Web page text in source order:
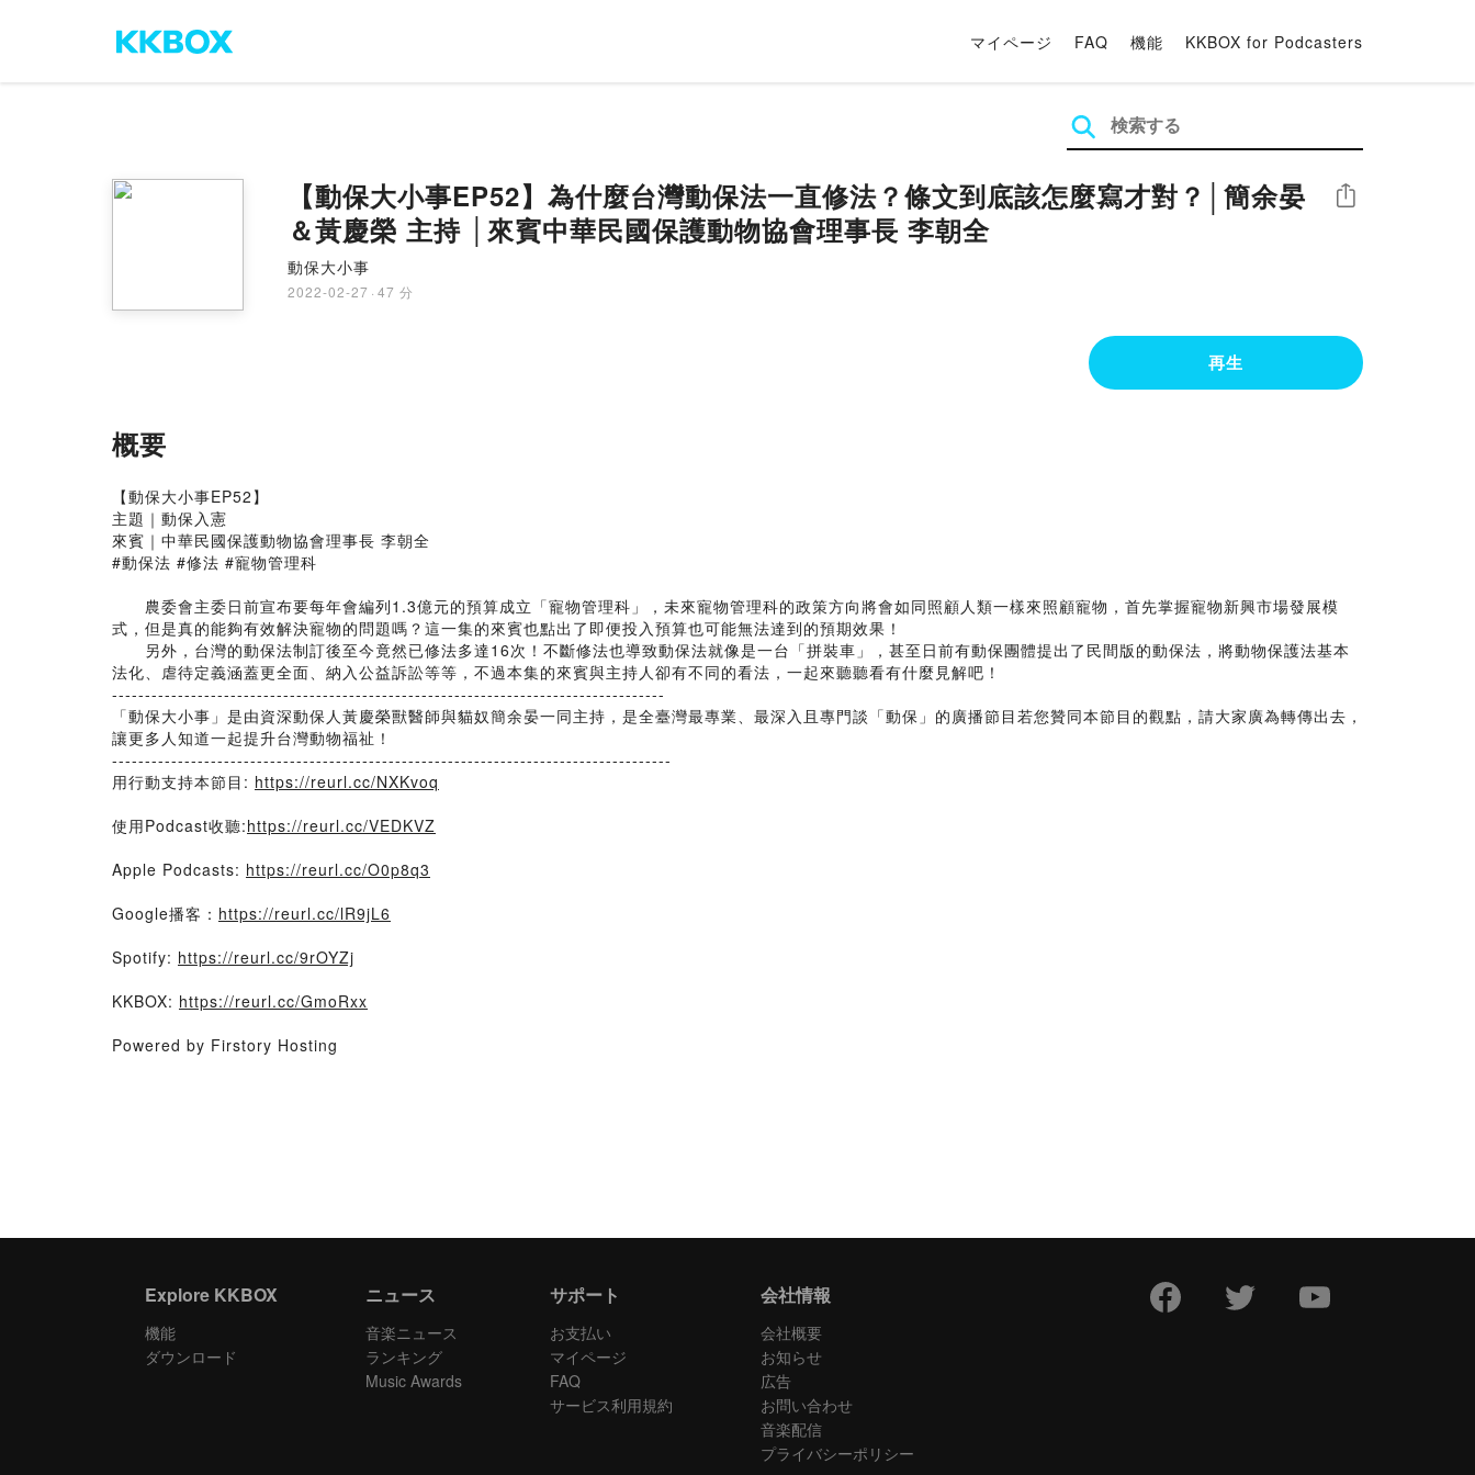
マイページ FAQ 機能 KKBOX for Podcasters
【動保大小事EP52】為什麼台灣動保法一直修法？條文到底該怎麼寫才對？│簡余晏
＆黃慶榮 主持 │來賓中華民國保護動物協會理事長 李朝全
動保大小事
2022-02-27 · 47 分
シェア
再生
概要
【動保大小事EP52】
主題｜動保入憲
來賓｜中華民國保護動物協會理事長 李朝全
#動保法 #修法 #寵物管理科
農委會主委日前宣布要每年會編列1.3億元的預算成立「寵物管理科」，未來寵物管理科的政策方向將會如同照顧人類一樣來照顧寵物，首先掌握寵物新興市場發展模
式，但是真的能夠有效解決寵物的問題嗎？這一集的來賓也點出了即便投入預算也可能無法達到的預期效果！
另外，台灣的動保法制訂後至今竟然已修法多達16次！不斷修法也導致動保法就像是一台「拼裝車」，甚至日前有動保團體提出了民間版的動保法，將動物保護法基本
法化、虐待定義涵蓋更全面、納入公益訴訟等等，不過本集的來賓與主持人卻有不同的看法，一起來聽聽看有什麼見解吧！
------------------------------------------------------------------------------------
「動保大小事」是由資深動保人黃慶榮獸醫師與貓奴簡余晏一同主持，是全臺灣最專業、最深入且專門談「動保」的廣播節目若您贊同本節目的觀點，請大家廣為轉傳出去，
讓更多人知道一起提升台灣動物福祉！
-------------------------------------------------------------------------------------
用行動支持本節目: https://reurl.cc/NXKvoq
使用Podcast收聽:https://reurl.cc/VEDKVZ
Apple Podcasts: https://reurl.cc/O0p8q3
Google播客： https://reurl.cc/lR9jL6
Spotify: https://reurl.cc/9rOYZj
KKBOX: https://reurl.cc/GmoRxx
Powered by Firstory Hosting
Explore KKBOX
機能
ダウンロード
ニュース
音楽ニュース
ランキング
Music Awards
サポート
お支払い
マイページ
FAQ
サービス利用規約
会社情報
会社概要
お知らせ
広告
お問い合わせ
音楽配信
プライバシーポリシー